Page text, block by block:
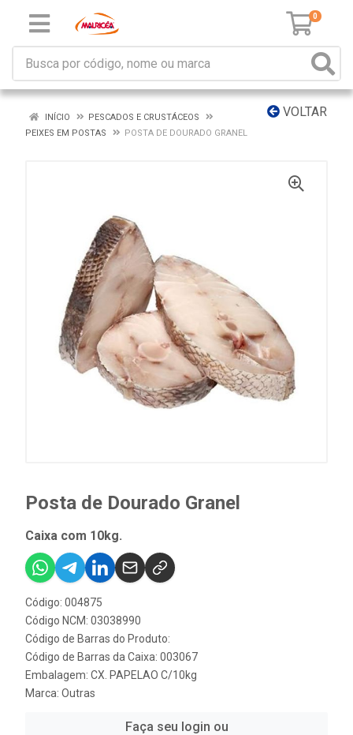
0
VOLTAR
INÍCIO
PESCADOS E CRUSTÁCEOS
PEIXES EM POSTAS
POSTA DE DOURADO GRANEL
Posta de Dourado Granel
Caixa com 10kg.
Código: 004875
Código NCM: 03038990
Código de Barras do Produto:
Código de Barras da Caixa: 003067
Embalagem: CX. PAPELAO C/10kg
Marca: Outras
Faça seu login ou